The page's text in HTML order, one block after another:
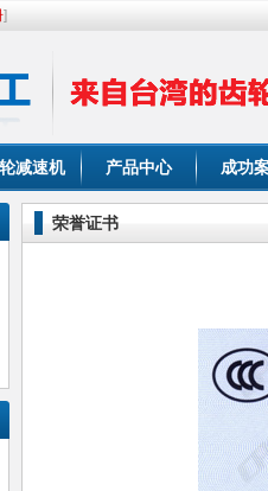
]
减速机 产品中心 成功
荣誉证书